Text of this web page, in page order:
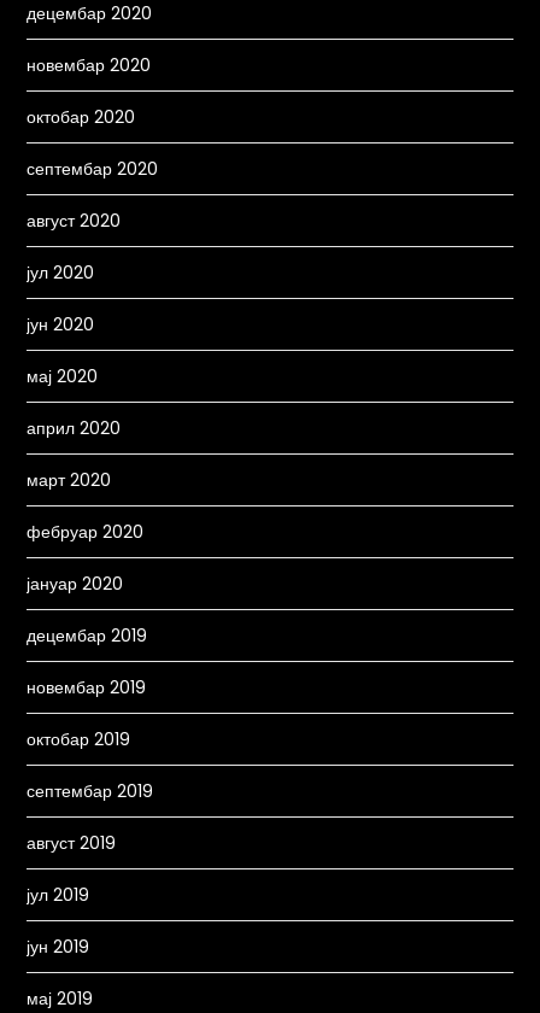
децембар 2020
новембар 2020
октобар 2020
септембар 2020
август 2020
јул 2020
јун 2020
мај 2020
април 2020
март 2020
фебруар 2020
јануар 2020
децембар 2019
новембар 2019
октобар 2019
септембар 2019
август 2019
јул 2019
јун 2019
мај 2019